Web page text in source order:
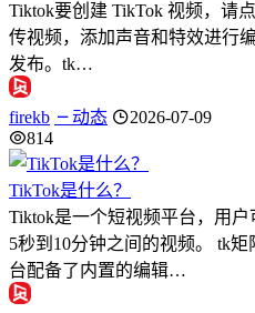
Tiktok要创建 TikTok 视频，请
传视频，添加声音和特效进行
发布。tk…
firekb 动态
2026-07-09
814
TikTok是什么？
Tiktok是一个短视频平台，用
5秒到10分钟之间的视频。 tk
台配备了内置的编辑…